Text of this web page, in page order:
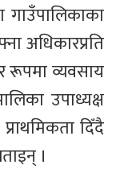
गाउँपालिकाका
अधिकारप्रति
रूपमा व्यवसाय
उपाध्यक्ष
दिँदै
।